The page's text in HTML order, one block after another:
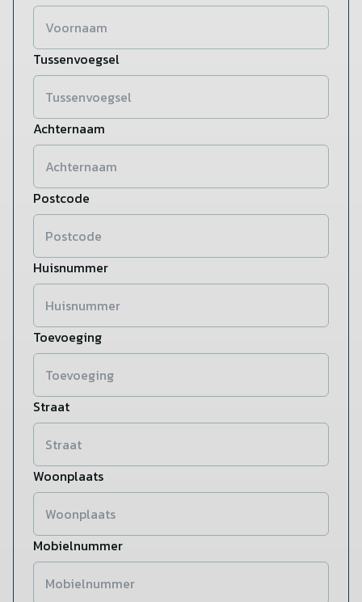
Tussenvoegsel
Achternaam
Postcode
Huisnummer
Toevoeging
Straat
Woonplaats
Mobielnummer